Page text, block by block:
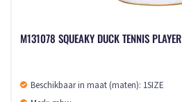
M131078 SQUEAKY DUCK TENNIS PLAYER
Beschikbaar in maat (maten): 1SIZE